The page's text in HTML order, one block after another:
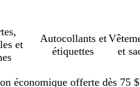
et
Autocollants et
étiquettes
et
économique offerte dès 75 $